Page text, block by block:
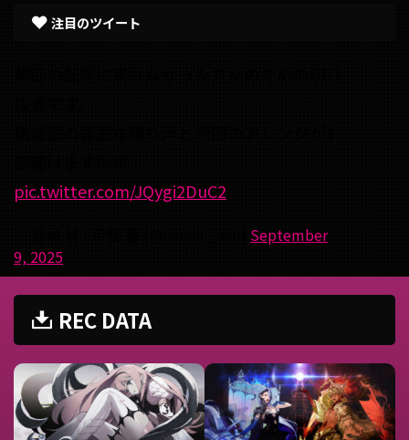
注目のツイート
pic.twitter.com/JQygi2DuC2
September
9, 2025
REC DATA